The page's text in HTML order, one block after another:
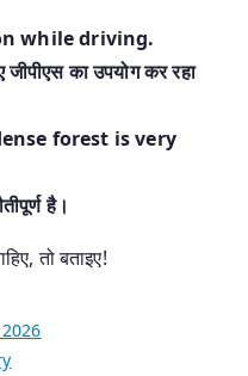
while driving.
का उपयोग कर रहा
forest is very
है।
तो बताइए!